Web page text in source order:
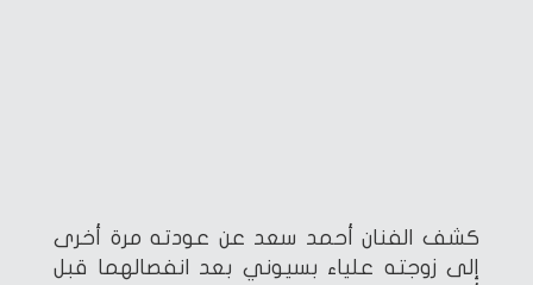
كشف الفنان أحمد سعد عن عودته مرة أخرى
إلى زوجته علياء بسيوني بعد انفصالهما قبل